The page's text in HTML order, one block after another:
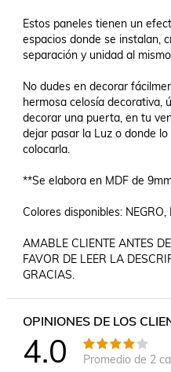
Estos paneles tienen un
espacios donde se instalan,
separación y unidad al
No dudes en decorar
hermosa celosía decorativa,
decorar una puerta, en tu
dejar pasar la Luz o donde
colocarla.
**Se elabora en MDF de
Colores disponibles: NEGRO,
AMABLE CLIENTE ANTES
FAVOR DE LEER LA
GRACIAS.
OPINIONES DE LOS
4.0 Promedio de 2